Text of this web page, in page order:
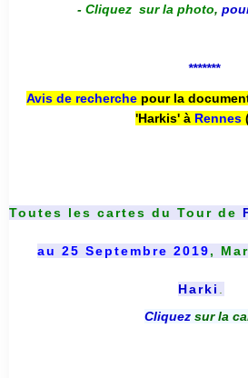
- Cliquez sur la photo,
*******
Avis de recherche pour la
'Harkis' à Rennes
Toutes les cartes du Tour de
au 25 Septembre 2019,
Harki .
Cliquez sur la